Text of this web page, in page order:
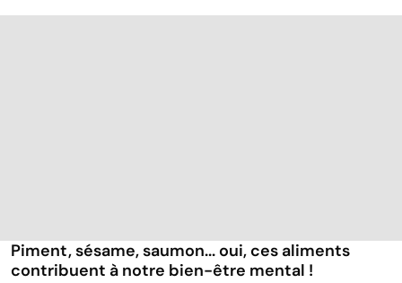
Piment, sésame, saumon... oui, ces aliments
contribuent à notre bien-être mental !